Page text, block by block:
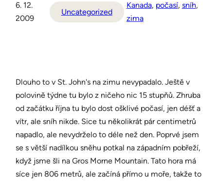
6. 12.
2009
Uncategorized
Kanada, počasí, sníh,
zima
Dlouho to v St. John's na zimu nevypadalo. Ještě v
polovině týdne tu bylo z ničeho nic 15 stupňů. Zhruba
od začátku října tu bylo dost ošklivé počasí, jen déšť a
vítr, ale sníh nikde. Sice tu několikrát pár centimetrů
napadlo, ale nevydrželo to déle než den. Poprvé jsem
se s větší nadílkou sněhu potkal na západním pobřeží,
když jsme šli na Gros Morne Mountain. Tato hora má
síce jen 806 metrů, ale začíná přímo u moře, takže to